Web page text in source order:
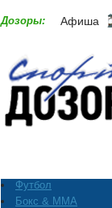
Дозоры: Афиша
Футбол
Бокс & ММА